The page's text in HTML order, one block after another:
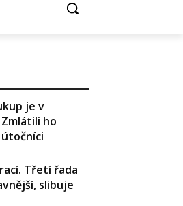
je v
ho
Třetí řada
slibuje